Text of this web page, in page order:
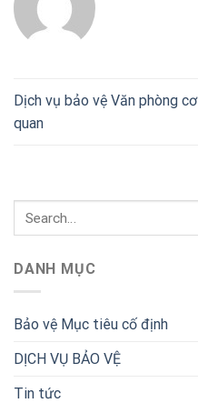
Dịch vụ bảo vệ Văn phòng cơ
quan
DANH MỤC
Bảo vệ Mục tiêu cố định
DỊCH VỤ BẢO VỆ
Tin tức